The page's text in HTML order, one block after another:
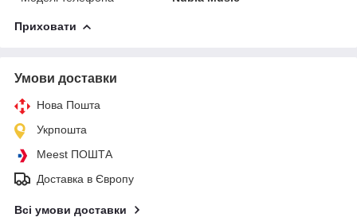
Приховати
Умови доставки
Нова Пошта
Укрпошта
Meest ПОШТА
Доставка в Європу
Всі умови доставки